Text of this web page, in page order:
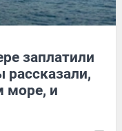
заплатили
рассказали,
море, и